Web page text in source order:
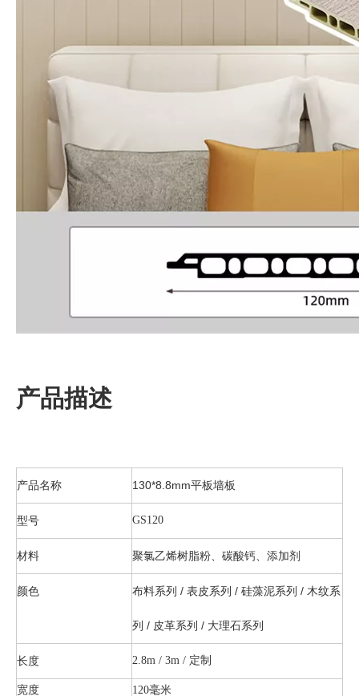
产品描述
产品名称 130*8.8mm平板墙板
型号 GS120
材料 聚氯乙烯树脂粉、碳酸钙、添加剂
颜色 布料系列 / 表皮系列 / 硅藻泥系列 / 木纹系
列 / 皮革系列 / 大理石系列
长度 2.8m / 3m / 定制
宽度 120毫米